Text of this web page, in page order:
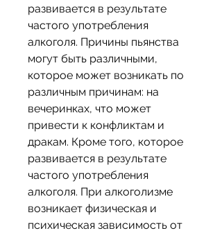
развивается в результате
частого употребления
алкоголя. Причины пьянства
могут быть различными,
которое может возникать по
различным причинам: на
вечеринках, что может
привести к конфликтам и
дракам. Кроме того, которое
развивается в результате
частого употребления
алкоголя. При алкоголизме
возникает физическая и
психическая зависимость от